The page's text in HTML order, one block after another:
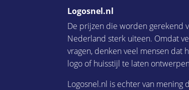
Logosnel.nl
De prijzen die worden gerekend
Nederland sterk uiteen. Omdat
vragen, denken veel mensen dat
logo of huisstijl te laten
Logosnel.nl is echter van mening